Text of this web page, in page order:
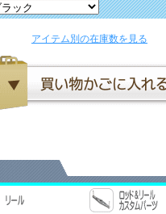
アイテム別の在庫数を見る